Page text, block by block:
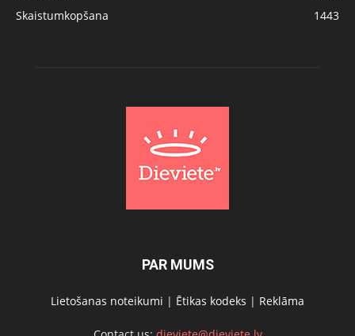
Skaistumkopšana
1443
PAR MUMS
Lietošanas noteikumi | Ētikas kodeks | Reklāma